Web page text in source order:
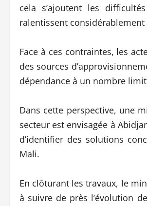
cela s’ajoutent les
ralentissent
Face à ces contraintes, les
des sources
dépendance à un nombre
Dans cette perspective, une
secteur est envisagée à
d’identifier des solutions
Mali.
En clôturant les travaux, le
à suivre de près l’évolution